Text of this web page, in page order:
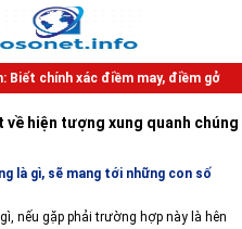
Biết chính xác điềm may, điềm gở
hiện tượng xung quanh chúng
là gì, sẽ mang tới những con số
nếu gặp phải trường hợp này là hên